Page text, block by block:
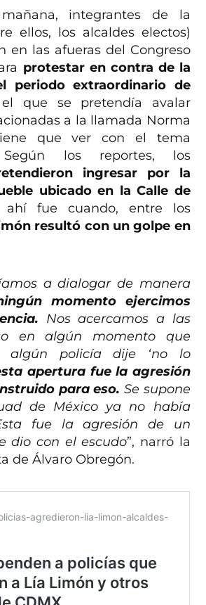
integrantes de la
ellos, los alcaldes electos)
en las afueras del Congreso
protestar en contra de la
periodo extraordinario de
que se pretendía avalar
a la llamada Norma
que ver con el tema
Según los reportes, los
ingresar por la
ubicado en la Calle de
fue cuando, entre los
resultó con un golpe en
a dialogar de manera
momento ejercimos
Nos acercamos a las
en algún momento que
algún policía dije ‘no lo
apertura fue la agresión
para eso. Se supone
de México ya no había
fue la agresión de un
dio con el escudo”, narró la
de Álvaro Obregón.